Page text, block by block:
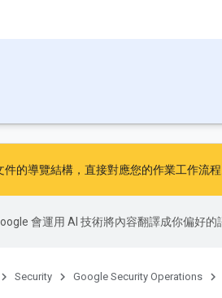
件的導覽結構，直接對應您的作業工作流
會運用 AI 技術將內容翻譯成你偏好的
Security Google Security Operations